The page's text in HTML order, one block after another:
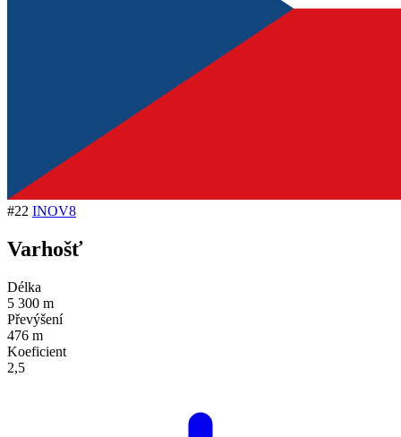
#22 INOV8
Varhošť
Délka
5 300 m
Převýšení
476 m
Koeficient
2,5